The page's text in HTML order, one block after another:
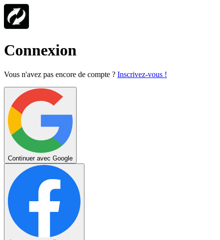
Connexion
Vous n'avez pas encore de compte ? Inscrivez-vous !
Continuer avec Google